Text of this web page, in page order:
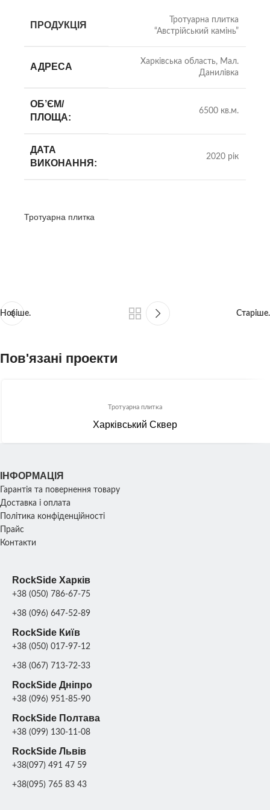
ПРОДУКЦІЯ
Тротуарна плитка
“Австрійський камінь”
АДРЕСА
Харківська область, Мал.
Данилівка
ОБ’ЄМ/
ПЛОЩА:
6500 кв.м.
ДАТА
ВИКОНАННЯ:
2020 рік
Тротуарна плитка
Новіше. Старіше.
Пов'язані проекти
Тротуарна плитка
Харківський Сквер
ІНФОРМАЦІЯ
Гарантія та повернення товару
Доставка і оплата
Політика конфіденційності
Прайс
Контакти
RockSide Харків
+38 (050) 786-67-75
+38 (096) 647-52-89
RockSide Київ
+38 (050) 017-97-12
+38 (067) 713-72-33
RockSide Дніпро
+38 (096) 951-85-90
RockSide Полтава
+38 (099) 130-11-08
RockSide Львів
+38(097) 491 47 59
+38(095) 765 83 43